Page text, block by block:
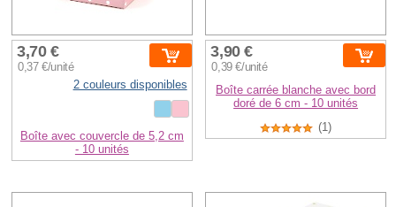
3,70 €
0,37 €/unité
2 couleurs disponibles
Boîte avec couvercle de 5,2 cm
- 10 unités
3,90 €
0,39 €/unité
Boîte carrée blanche avec bord
doré de 6 cm - 10 unités
(1)